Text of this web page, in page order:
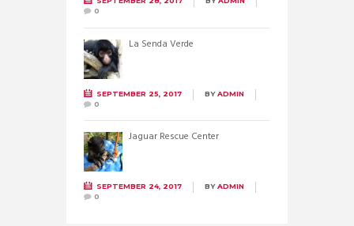
0
La Senda Verde
SEPTEMBER 25, 2017 BYADMIN
0
Jaguar Rescue Center
SEPTEMBER 24, 2017 BYADMIN
0